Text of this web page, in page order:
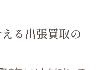
に管理する方法
取活用術
る出張買取の